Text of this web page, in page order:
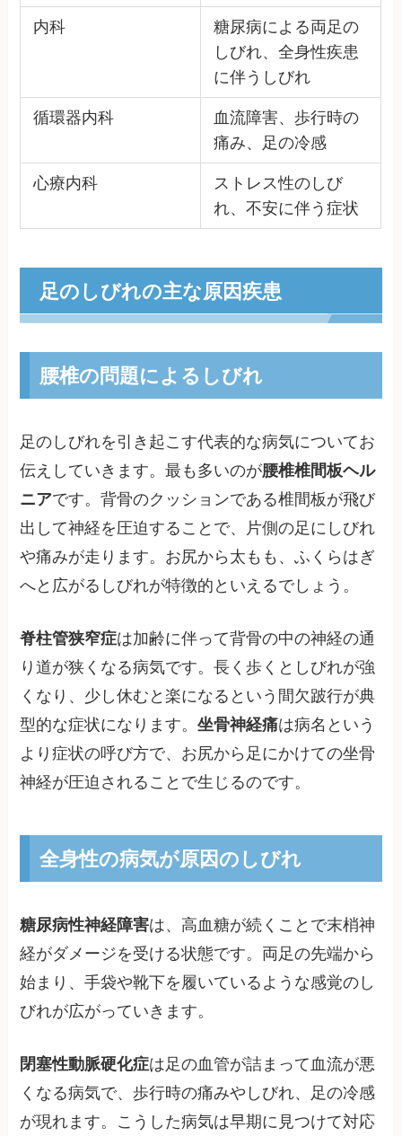
内科
糖尿病による両足の
しびれ、全身性疾患
に伴うしびれ
循環器内科
血流障害、歩行時の
痛み、足の冷感
心療内科
ストレス性のしび
れ、不安に伴う症状
足のしびれの主な原因疾患
腰椎の問題によるしびれ
足のしびれを引き起こす代表的な病気についてお
伝えしていきます。最も多いのが腰椎椎間板ヘル
ニアです。背骨のクッションである椎間板が飛び
出して神経を圧迫することで、片側の足にしびれ
や痛みが走ります。お尻から太もも、ふくらはぎ
へと広がるしびれが特徴的といえるでしょう。
脊柱管狭窄症は加齢に伴って背骨の中の神経の通
り道が狭くなる病気です。長く歩くとしびれが強
くなり、少し休むと楽になるという間欠跛行が典
型的な症状になります。坐骨神経痛は病名という
より症状の呼び方で、お尻から足にかけての坐骨
神経が圧迫されることで生じるのです。
全身性の病気が原因のしびれ
糖尿病性神経障害は、高血糖が続くことで末梢神
経がダメージを受ける状態です。両足の先端から
始まり、手袋や靴下を履いているような感覚のし
びれが広がっていきます。
閉塞性動脈硬化症は足の血管が詰まって血流が悪
くなる病気で、歩行時の痛みやしびれ、足の冷感
が現れます。こうした病気は早期に見つけて対応